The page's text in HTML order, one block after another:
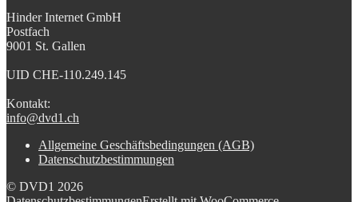
Hinder Internet GmbH
Postfach
9001 St. Gallen
UID CHE-110.249.145
Kontakt:
info@dvd1.ch
Allgemeine Geschäftsbedingungen (AGB)
Datenschutzbestimmungen
© DVD1 2026